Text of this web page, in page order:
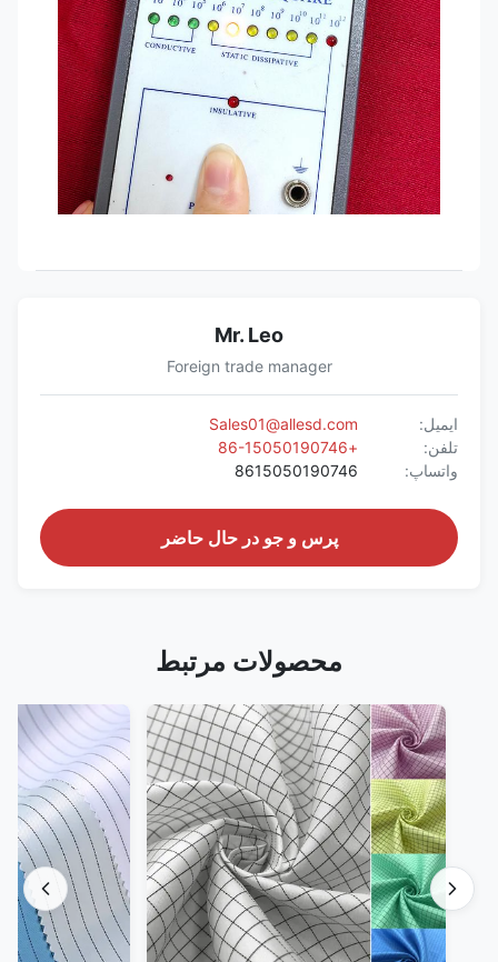
Mr. Leo
Foreign trade manager
ایمیل:
Sales01@allesd.com
تلفن:
+86-15050190746
واتساپ:
8615050190746
پرس و جو در حال حاضر
محصولات مرتبط